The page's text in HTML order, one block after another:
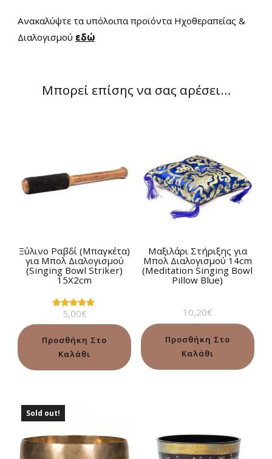
Ανακαλύψτε τα υπόλοιπα προϊόντα Ηχοθεραπείας &
Διαλογισμού εδώ
Μπορεί επίσης να σας αρέσει…
Ξύλινο Ραβδί (Μπαγκέτα)
για Μπολ Διαλογισμού
(Singing Bowl Striker)
15Χ2cm
Βαθμολογήθηκε
από 5
5,00€
Προσθήκη Στο
Καλάθι
Μαξιλάρι Στήριξης για
Μπολ Διαλογισμού 14cm
(Meditation Singing Bowl
Pillow Blue)
10,20€
Προσθήκη Στο
Καλάθι
Sold out!